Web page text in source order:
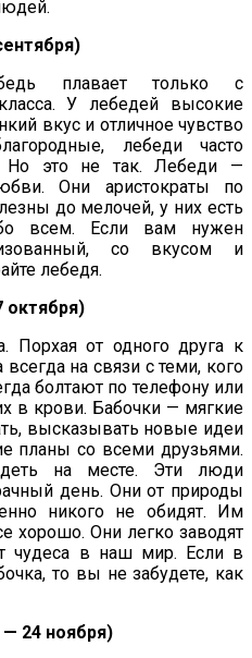
плавает только с
У лебедей высокие
вкус и отличное чувство
лебеди часто
Но это не так. Лебеди —
Они аристократы по
до мелочей, у них есть
всем. Если вам нужен
со вкусом и
лебедя.
октября)
Порхая от одного друга к
на связи с теми, кого
болтают по телефону или
в крови. Бабочки — мягкие
высказывать новые идеи
планы со всеми друзьями.
на месте. Эти люди
день. Они от природы
никого не обидят. Им
хорошо. Они легко заводят
чудеса в наш мир. Если в
то вы не забудете, как
— 24 ноября)